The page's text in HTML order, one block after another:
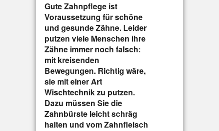
Gute Zahnpflege ist
Voraussetzung für schöne
und gesunde Zähne. Leider
putzen viele Menschen ihre
Zähne immer noch falsch:
mit kreisenden
Bewegungen. Richtig wäre,
sie mit einer Art
Wischtechnik zu putzen.
Dazu müssen Sie die
Zahnbürste leicht schräg
halten und vom Zahnfleisch